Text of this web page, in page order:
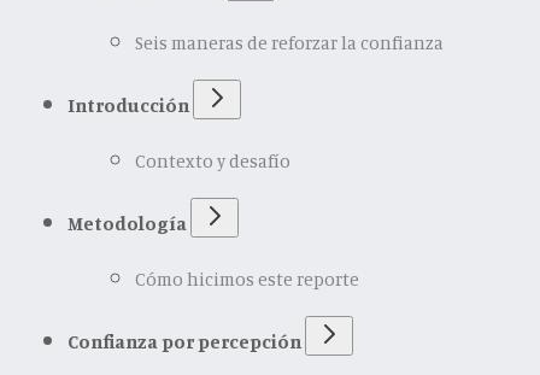
Seis maneras de reforzar la confianza
Introducción
Contexto y desafío
Metodología
Cómo hicimos este reporte
Confianza por percepción